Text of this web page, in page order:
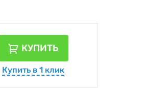
КУПИТЬ
Купить в 1 клик